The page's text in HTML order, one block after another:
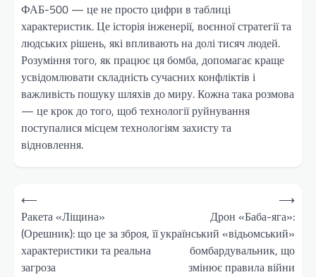
ФАБ-500 — це не просто цифри в таблиці
характеристик. Це історія інженерії, воєнної стратегії та
людських рішень, які впливають на долі тисяч людей.
Розуміння того, як працює ця бомба, допомагає краще
усвідомлювати складність сучасних конфліктів і
важливість пошуку шляхів до миру. Кожна така розмова
— це крок до того, щоб технології руйнування
поступалися місцем технологіям захисту та
відновлення.
Навігація
записів
⟵
Ракета «Ліщина»
(Орешник): що це за зброя, її
характеристики та реальна
загроза
Дрон «Баба-яга»:
український «відьомський»
бомбардувальник, що
змінює правила війни
⟶